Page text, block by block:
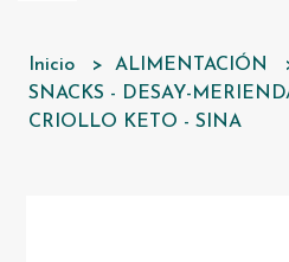
Inicio ALIMENTACIÓN
SNACKS - DESAY-
CRIOLLO KETO - SINA